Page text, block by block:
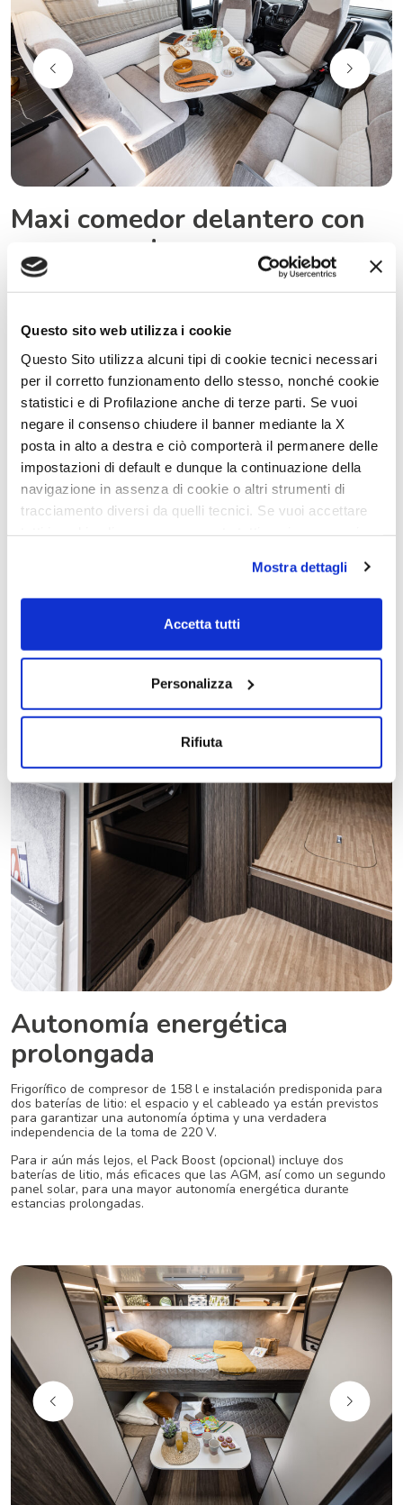
Questo sito web utilizza i cookie
Questo Sito utilizza alcuni tipi di cookie tecnici necessari
per il corretto funzionamento dello stesso, nonché cookie
statistici e di Profilazione anche di terze parti. Se vuoi
negare il consenso chiudere il banner mediante la X
posta in alto a destra e ciò comporterà il permanere delle
impostazioni di default e dunque la continuazione della
navigazione in assenza di cookie o altri strumenti di
tracciamento diversi da quelli tecnici. Se vuoi accettare
su acconsento selezionati. Se vuoi saperne di più clicca
qui. Cliccando sul tasto "Acconsento" permetti l'utilizzo
Mostra dettagli
Accetta tutti
Personalizza
Rifiuta
Maxi comedor delantero con
mesa grande
Gran comedor delantero con mesa modulable: plegable,
deslizante y giratoria 360°, es la mesa más grande de la gama
para hasta 7 comensales. Los bancos del comedor se transforman
en una cama adicional (opcional), para una modularidad máxima
del espacio habitable.
Autonomía energética
prolongada
Frigorífico de compresor de 158 l e instalación predisponida para
dos baterías de litio: el espacio y el cableado ya están previstos
para garantizar una autonomía óptima y una verdadera
independencia de la toma de 220 V.
Para ir aún más lejos, el Pack Boost (opcional) incluye dos
baterías de litio, más eficaces que las AGM, así como un segundo
panel solar, para una mayor autonomía energética durante
estancias prolongadas.